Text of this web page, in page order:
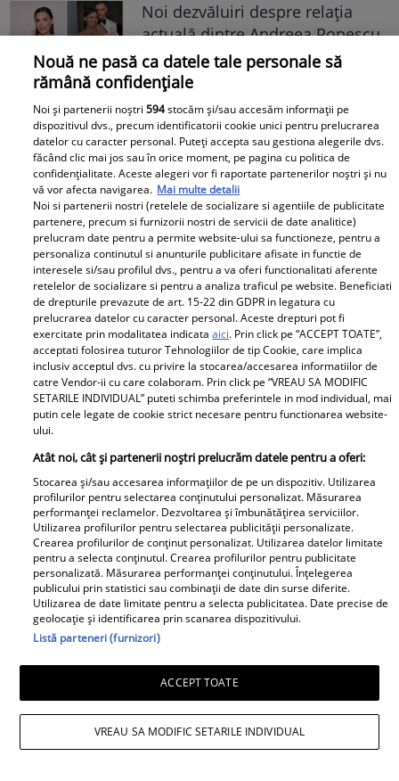
Noi dezvăluiri despre relația
actuală dintre Andreea Popescu
și Dan Alexa. Relația ei
extraconjugală cu antrenorul a
dus la divorțul de Rareș Cojoc,
însă nimeni nu se aștepta la ce
se întâmplă în prezent
Este în culmea fericirii! Vedeta a
devenit mamă pentru a doua
oară și a dezvăluit prima
imagine cu fiul său: „Iubirile
vieții mele” Foto
A1.ro
Poftiți pe la noi: Poftiți la
întrecere. Mirela Vaida și
Adriana Trandafir, în centrul
Mărin
Nouă ne pasă ca datele tale personale să
rămână confidențiale
Noi și partenerii noștri594stocăm și/sau accesăm informații pe
dispozitivul dvs., precum identificatorii cookie unici pentru prelucrarea
datelor cu caracter personal. Puteți accepta sau gestiona alegerile dvs.
făcând clic mai jos sau în orice moment, pe pagina cu politica de
confidențialitate. Aceste alegeri vor fi raportate partenerilor noștri și nu
vă vor afecta navigarea. Mai multe detalii
Noi si partenerii nostri (retelele de socializare si agentiile de publicitate
partenere, precum si furnizorii nostri de servicii de date analitice)
prelucram date pentru a permite website-ului sa functioneze, pentru a
personaliza continutul si anunturile publicitare afisate in functie de
interesele si/sau profilul dvs., pentru a va oferi functionalitati aferente
retelelor de socializare si pentru a analiza traficul pe website. Beneficiati
de drepturile prevazute de art. 15-22 din GDPR in legatura cu
prelucrarea datelor cu caracter personal. Aceste drepturi pot fi
exercitate prin modalitatea indicataaici. Prin click pe “ACCEPT TOATE”,
acceptati folosirea tuturor Tehnologiilor de tip Cookie, care implica
inclusiv acceptul dvs. cu privire la stocarea/accesarea informatiilor de
catre Vendor-ii cu care colaboram. Prin click pe “VREAU SA MODIFIC
SETARILE INDIVIDUAL” puteti schimba preferintele in mod individual, mai
putin cele legate de cookie strict necesare pentru functionarea website-
ului.
Atât noi, cât și partenerii noștri prelucrăm datele pentru a oferi:
Stocarea și/sau accesarea informațiilor de pe un dispozitiv. Utilizarea
profilurilor pentru selectarea conținutului personalizat. Măsurarea
performanței reclamelor. Dezvoltarea și îmbunătățirea serviciilor.
Utilizarea profilurilor pentru selectarea publicității personalizate.
Crearea profilurilor de conținut personalizat. Utilizarea datelor limitate
pentru a selecta conținutul. Crearea profilurilor pentru publicitate
personalizată. Măsurarea performanței conținutului. Înțelegerea
publicului prin statistici sau combinații de date din surse diferite.
Utilizarea de date limitate pentru a selecta publicitatea. Date precise de
geolocație și identificarea prin scanarea dispozitivului.
Listă parteneri (furnizori)
ACCEPT TOATE
VREAU SA MODIFIC SETARILE INDIVIDUAL